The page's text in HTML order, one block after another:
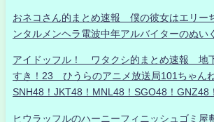
おネコさん的まとめ速報 僕の彼女はエリー
ンタルメンヘラ電波中年アルバイターのぬい
アイドッフル！ ワタクシ的まとめ速報 地
すき！23 ひうらのアニメ放送局101ちゃん
SNH48！JKT48！MNL48！SGO48！GNZ48
ヒウラッフルのハーニーフィニッシュゴミ屋